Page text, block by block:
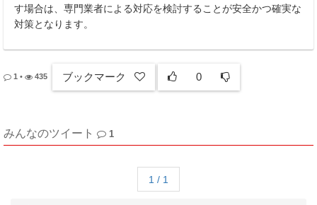
す場合は、専門業者による対応を検討することが安全かつ確実な
対策となります。
1 • 435 ブックマーク 0
みんなのツイート 1
1 / 1